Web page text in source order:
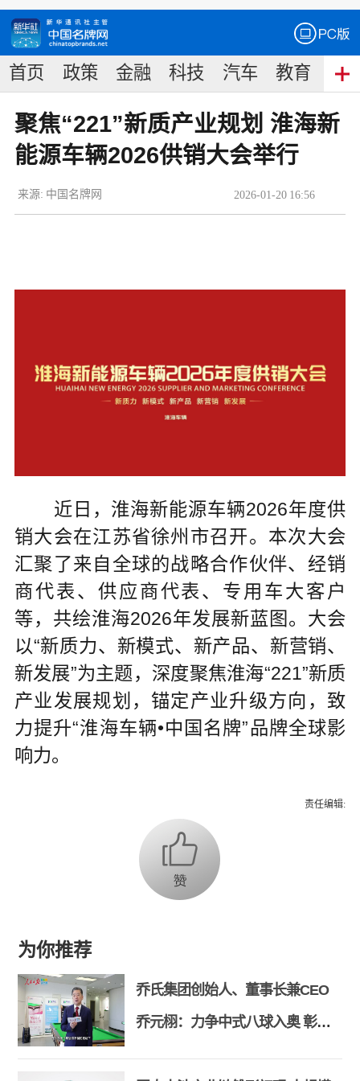
首页 政策 金融 科技 汽车 教育 食
聚焦“221”新质产业规划 淮海新
能源车辆2026供销大会举行
2026-01-20 16:56
来源: 中国名牌网
近日，淮海新能源车辆2026年度供
销大会在江苏省徐州市召开。本次大会
汇聚了来自全球的战略合作伙伴、经销
商代表、供应商代表、专用车大客户
等，共绘淮海2026年发展新蓝图。大会
以“新质力、新模式、新产品、新营销、
新发展”为主题，深度聚焦淮海“221”新质
产业发展规划，锚定产业升级方向，致
力提升“淮海车辆•中国名牌”品牌全球影
响力。
责任编辑:
为你推荐
乔氏集团创始人、董事长兼CEO
乔元栩：力争中式八球入奥 彰显
和合共生精神